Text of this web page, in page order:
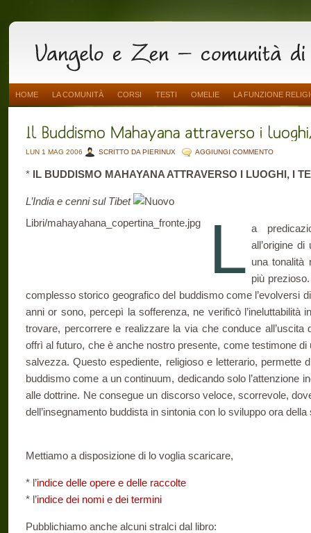
HOME LA COMUNITÀ CORSI TESTI OMELIE LA FUNZIONE
LUN 1 MAG 2006 SCRITTO DA PIERINUX AGGIUNGI COMMENTO
* IL BUDDISMO MAHAYANA ATTRAVERSO I LUOGHI, I
L’India e cenni sul Tibet
Libri/mahayahana_copertina_fronte.jpg
L a
all’origine
una tonalità
più
complesso storico geografico del buddismo come l’evolversi
anni or sono, percepì la sofferenza, ne verificò l’ineluttabilità
trovare, percorrere e realizzare la via che conduce
offrì al futuro, che è anche nostro presente, come testimone
salvezza. Questo espediente, religioso e letterario, permette
buddismo come a un continuum, dedicando solo l’attenzione
alle dottrine. Ne consegue un discorso veloce, scorrevole,
dell’insegnamento buddista in sintonia con lo sviluppo ora della
Mettiamo a disposizione di lo voglia scaricare,
* l’indice delle opere e delle raccolte
* l’indice dei nomi e dei termini
Pubblichiamo anche alcuni stralci dal libro: